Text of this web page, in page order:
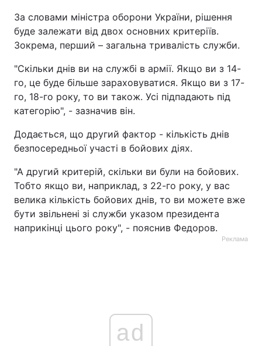
За словами міністра оборони України, рішення
буде залежати від двох основних критеріїв.
Зокрема, перший – загальна тривалість служби.
"Скільки днів ви на службі в армії. Якщо ви з 14-
го, це буде більше зараховуватися. Якщо ви з 17-
го, 18-го року, то ви також. Усі підпадають під
категорію", - зазначив він.
Додається, що другий фактор - кількість днів
безпосередньої участі в бойових діях.
"А другий критерій, скільки ви були на бойових.
Тобто якщо ви, наприклад, з 22-го року, у вас
велика кількість бойових днів, то ви можете вже
бути звільнені зі служби указом президента
наприкінці цього року", - пояснив Федоров.
Реклама
ad